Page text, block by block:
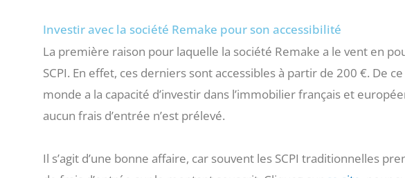
Investir avec la société Remake pour son accessibilité
La première raison pour laquelle la société Remake a le vent en
SCPI. En effet, ces derniers sont accessibles à partir de 200 €. De
monde a la capacité d’investir dans l’immobilier français et
aucun frais d’entrée n’est prélevé.
Il s’agit d’une bonne affaire, car souvent les SCPI traditionnelles